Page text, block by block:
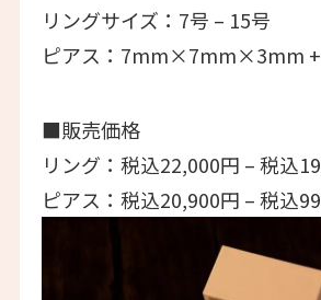
リングサイズ：7号 – 15号
ピアス：7mm×7mm×3mm +
■販売価格
リング：税込22,000円 – 税込
ピアス：税込20,900円 – 税込